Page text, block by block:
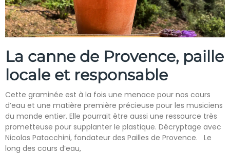
La canne de Provence, paille
locale et responsable
Cette graminée est à la fois une menace pour nos cours
d’eau et une matière première précieuse pour les musiciens
du monde entier. Elle pourrait être aussi une ressource très
prometteuse pour supplanter le plastique. Décryptage avec
Nicolas Patacchini, fondateur des Pailles de Provence. Le
long des cours d’eau,